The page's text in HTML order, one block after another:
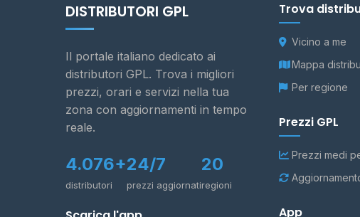
DISTRIBUTORI GPL
Il portale italiano dedicato ai
distributori GPL. Trova i migliori
prezzi, orari e servizi nella tua
zona con aggiornamenti in tempo
reale.
4.076+
distributori
24/7
prezzi aggiornati
20
regioni
Trova
Vicino a me
Mappa
Per regione
Prezzi GPL
Prezzi medi
App